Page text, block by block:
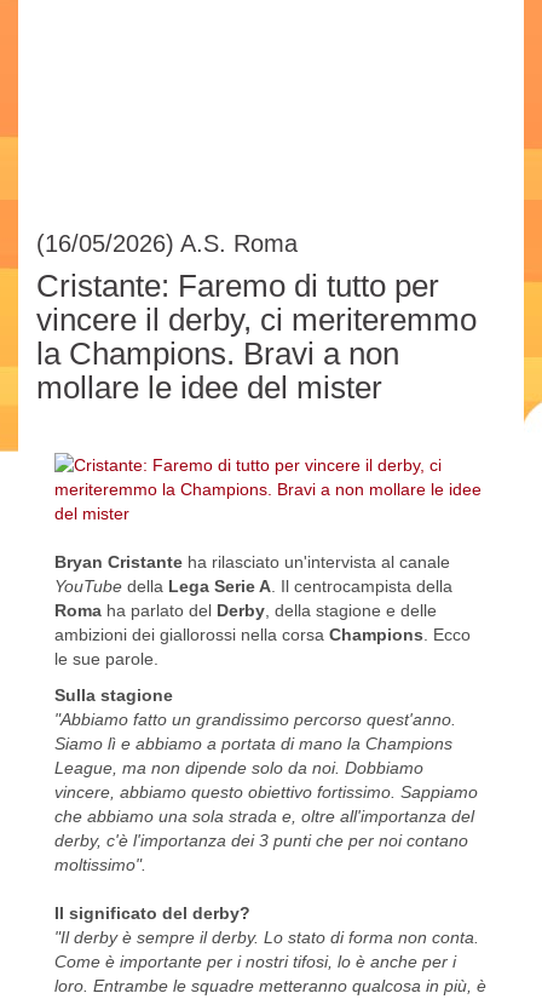
(16/05/2026) A.S. Roma
Cristante: Faremo di tutto per
vincere il derby, ci meriteremmo
la Champions. Bravi a non
mollare le idee del mister
Bryan Cristante ha rilasciato un'intervista al canale
YouTube della Lega Serie A. Il centrocampista della
Roma ha parlato del Derby, della stagione e delle
ambizioni dei giallorossi nella corsa Champions. Ecco
le sue parole.
Sulla stagione
"Abbiamo fatto un grandissimo percorso quest'anno.
Siamo lì e abbiamo a portata di mano la Champions
League, ma non dipende solo da noi. Dobbiamo
vincere, abbiamo questo obiettivo fortissimo. Sappiamo
che abbiamo una sola strada e, oltre all'importanza del
derby, c'è l'importanza dei 3 punti che per noi contano
moltissimo".
Il significato del derby?
"Il derby è sempre il derby. Lo stato di forma non conta.
Come è importante per i nostri tifosi, lo è anche per i
loro. Entrambe le squadre metteranno qualcosa in più, è